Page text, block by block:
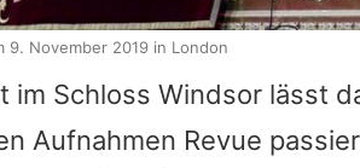
Schloss Windsor lässt
Aufnahmen Revue
9. November 2019 in London